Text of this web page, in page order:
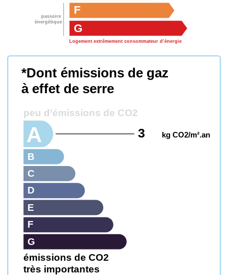
passoire
énergétique
G
Logement extrêmement consommateur d’énergie
F
émissions de CO2
très importantes
*Dont émissions de gaz
à effet de serre
peu d’émissions de CO2
G
F
E
D
C
B
A 3 kg CO2/m².an